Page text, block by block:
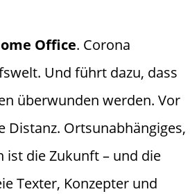
Office. Corona
Und führt dazu, dass
überwunden werden. Vor
Distanz. Ortsunabhängiges,
ist die Zukunft – und die
Texter, Konzepter und